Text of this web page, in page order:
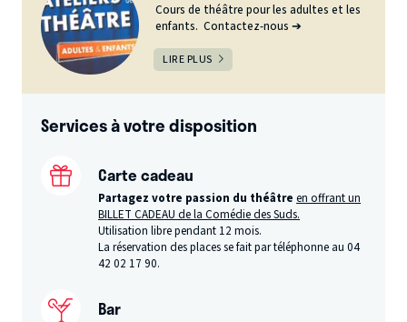
Cours de théâtre pour les adultes et les
enfants. Contactez-nous ➔
LIRE PLUS
Services à votre disposition
Carte cadeau
Partagez votre passion du théâtre en offrant un
BILLET CADEAU de la Comédie des Suds.
Utilisation libre pendant 12 mois.
La réservation des places se fait par téléphonne au 04
42 02 17 90.
Bar